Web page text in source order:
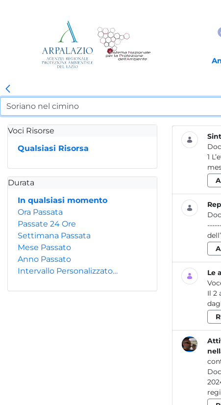
Voci Risorse
Qualsiasi Risorsa
Durata
In qualsiasi momento
Ora Passata
Passate 24 Ore
Settimana Passata
Mese Passato
Anno Passato
Intervallo Personalizzato…
1 L’effetto sulla qualità dell’aria nel Lazio dell’emergenza COVID-19 Analisi preliminare dei dati (marzo-maggio 2020) Durante i
Le
Il 2
2024 Attività dei laboratori dell’ARPA Lazio per la prevenzione e il controllo delle